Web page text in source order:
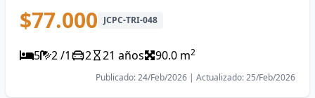
$77.000 JCPC-TRI-048
5 2 /1 2 21 años 90.0 m2
Publicado: 24/Feb/2026 | Actualizado: 25/Feb/2026